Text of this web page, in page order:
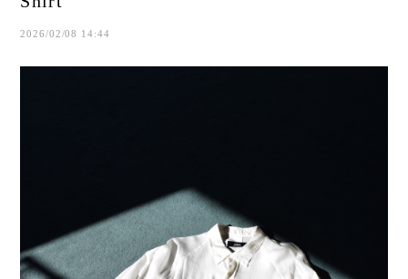
2026/02/08 14:44